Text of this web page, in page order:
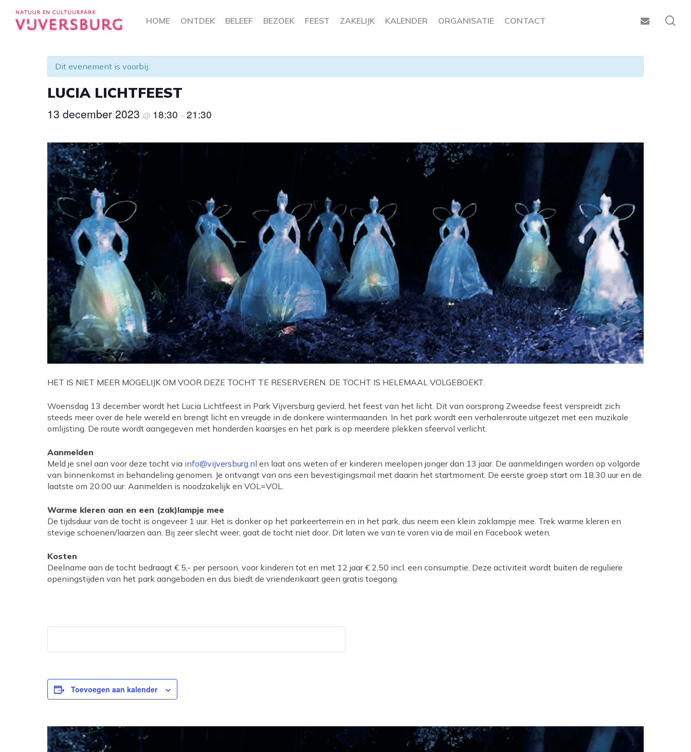
main
Hit enter to search or ESC to close
HOME ONTDEK BELEEF BEZOEK FEEST ZAKELIJK KALENDER ORGANISATIE CONTACT EMAIL
« Alle Evenementen
Dit evenement is voorbij.
LUCIA LICHTFEEST
13 december 2023 @ 18:30 –21:30
HET IS NIET MEER MOGELIJK OM VOOR DEZE TOCHT TE RESERVEREN. DE TOCHT IS HELEMAAL VOLGEBOEKT.
Woensdag 13 december wordt het Lucia Lichtfeest in Park Vijversburg gevierd, het feest van het licht. Dit van oorsprong Zweedse feest verspreidt zich
steeds meer over de hele wereld en brengt licht en vreugde in de donkere wintermaanden. In het park wordt een verhalenroute uitgezet met een muzikale
omlijsting. De route wordt aangegeven met honderden kaarsjes en het park is op meerdere plekken sfeervol verlicht.
Aanmelden
Meld je snel aan voor deze tocht via info@vijversburg.nl en laat ons weten of er kinderen meelopen jonger dan 13 jaar. De aanmeldingen worden op volgorde
van binnenkomst in behandeling genomen. Je ontvangt van ons een bevestigingsmail met daarin het startmoment. De eerste groep start om 18.30 uur en de
laatste om 20.00 uur. Aanmelden is noodzakelijk en VOL=VOL.
Warme kleren aan en een (zak)lampje mee
De tijdsduur van de tocht is ongeveer 1 uur. Het is donker op het parkeerterrein en in het park, dus neem een klein zaklampje mee. Trek warme kleren en
stevige schoenen/laarzen aan. Bij zeer slecht weer, gaat de tocht niet door. Dit laten we van te voren via de mail en Facebook weten.
Kosten
Deelname aan de tocht bedraagt € 5,- per persoon, voor kinderen tot en met 12 jaar € 2,50 incl. een consumptie. Deze activiteit wordt buiten de reguliere
openingstijden van het park aangeboden en dus biedt de vriendenkaart geen gratis toegang.
Toevoegen aan kalender